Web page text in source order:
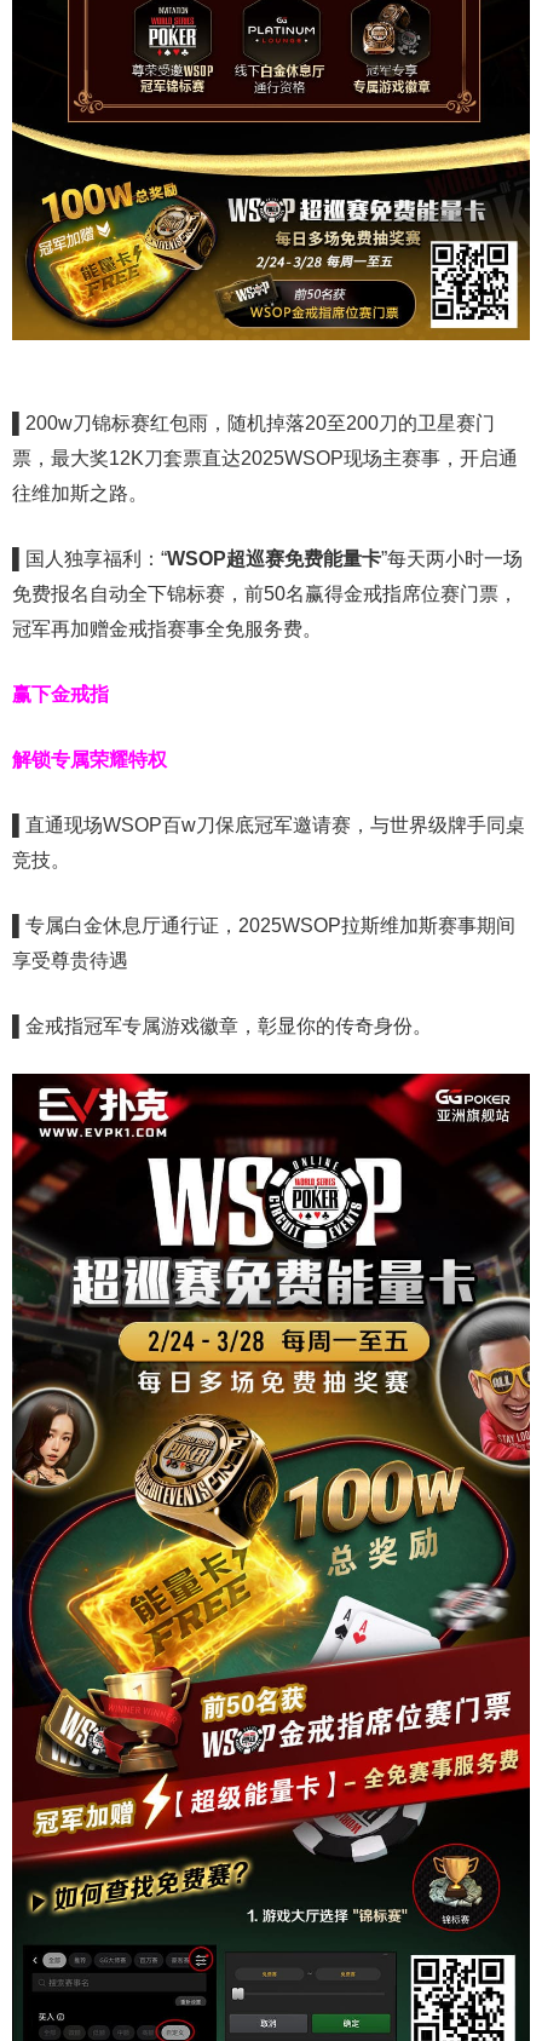
200w刀锦标赛红包雨，随机掉落20至200刀的卫星赛门
票，最大奖12K刀套票直达2025WSOP现场主赛事，开启通
往维加斯之路。
国人独享福利：“WSOP超巡赛免费能量卡”每天两小时一场
免费报名自动全下锦标赛，前50名赢得金戒指席位赛门票，
冠军再加赠金戒指赛事全免服务费。
赢下金戒指
解锁专属荣耀特权
直通现场WSOP百w刀保底冠军邀请赛，与世界级牌手同桌
竞技。
专属白金休息厅通行证，2025WSOP拉斯维加斯赛事期间
享受尊贵待遇
金戒指冠军专属游戏徽章，彰显你的传奇身份。